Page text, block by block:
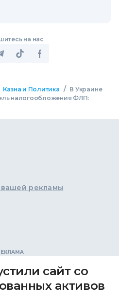
на нас
Казна и Политика / В Украине
налогообложения ФЛП:
рекламы
сайт со
активов